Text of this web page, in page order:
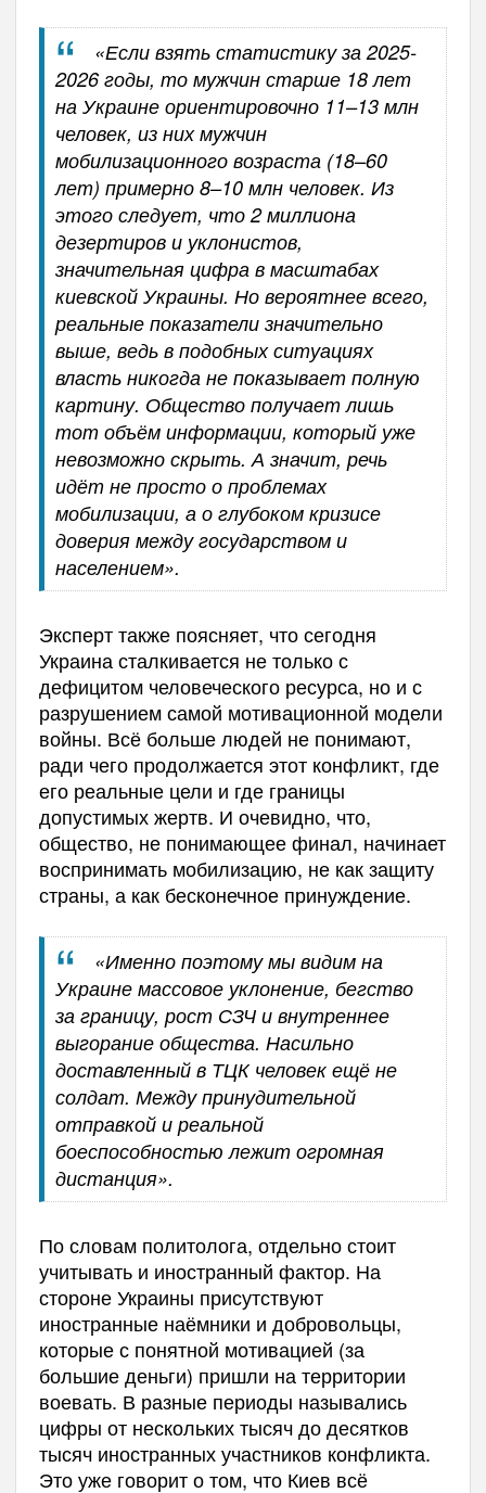
«Если взять статистику за 2025-
2026 годы, то мужчин старше 18 лет
на Украине ориентировочно 11–13 млн
человек, из них мужчин
мобилизационного возраста (18–60
лет) примерно 8–10 млн человек. Из
этого следует, что 2 миллиона
дезертиров и уклонистов,
значительная цифра в масштабах
киевской Украины. Но вероятнее всего,
реальные показатели значительно
выше, ведь в подобных ситуациях
власть никогда не показывает полную
картину. Общество получает лишь
тот объём информации, который уже
невозможно скрыть. А значит, речь
идёт не просто о проблемах
мобилизации, а о глубоком кризисе
доверия между государством и
населением».
Эксперт также поясняет, что сегодня
Украина сталкивается не только с
дефицитом человеческого ресурса, но и с
разрушением самой мотивационной модели
войны. Всё больше людей не понимают,
ради чего продолжается этот конфликт, где
его реальные цели и где границы
допустимых жертв. И очевидно, что,
общество, не понимающее финал, начинает
воспринимать мобилизацию, не как защиту
страны, а как бесконечное принуждение.
«Именно поэтому мы видим на
Украине массовое уклонение, бегство
за границу, рост СЗЧ и внутреннее
выгорание общества. Насильно
доставленный в ТЦК человек ещё не
солдат. Между принудительной
отправкой и реальной
боеспособностью лежит огромная
дистанция».
По словам политолога, отдельно стоит
учитывать и иностранный фактор. На
стороне Украины присутствуют
иностранные наёмники и добровольцы,
которые с понятной мотивацией (за
большие деньги) пришли на территории
воевать. В разные периоды назывались
цифры от нескольких тысяч до десятков
тысяч иностранных участников конфликта.
Это уже говорит о том, что Киев всё